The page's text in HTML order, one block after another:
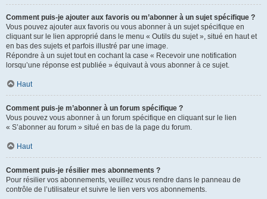
Comment puis-je ajouter aux favoris ou m’abonner à un sujet spécifique ?
Vous pouvez ajouter aux favoris ou vous abonner à un sujet spécifique en
cliquant sur le lien approprié dans le menu « Outils du sujet », situé en haut et
en bas des sujets et parfois illustré par une image.
Répondre à un sujet tout en cochant la case « Recevoir une notification
lorsqu’une réponse est publiée » équivaut à vous abonner à ce sujet.
Haut
Comment puis-je m’abonner à un forum spécifique ?
Vous pouvez vous abonner à un forum spécifique en cliquant sur le lien
« S’abonner au forum » situé en bas de la page du forum.
Haut
Comment puis-je résilier mes abonnements ?
Pour résilier vos abonnements, veuillez vous rendre dans le panneau de
contrôle de l’utilisateur et suivre le lien vers vos abonnements.